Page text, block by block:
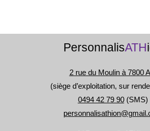
PersonnalisATH
2 rue du Moulin à 7800
(siège d’exploitation, sur
0494 42 79 90(SMS)